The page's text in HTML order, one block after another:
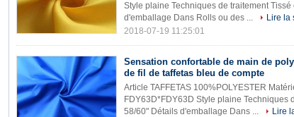
Style plaine Techniques de traitement
d'emballage Dans Rolls ou des ...
Lire la
2018-07-19 11:25:01
Sensation confortable de main de
de fil de taffetas bleu de compte
Article TAFFETAS 100%POLYESTER
FDY63D*FDY63D Style plaine Techniques
58/60" Détails d'emballage Dans ...
Lire